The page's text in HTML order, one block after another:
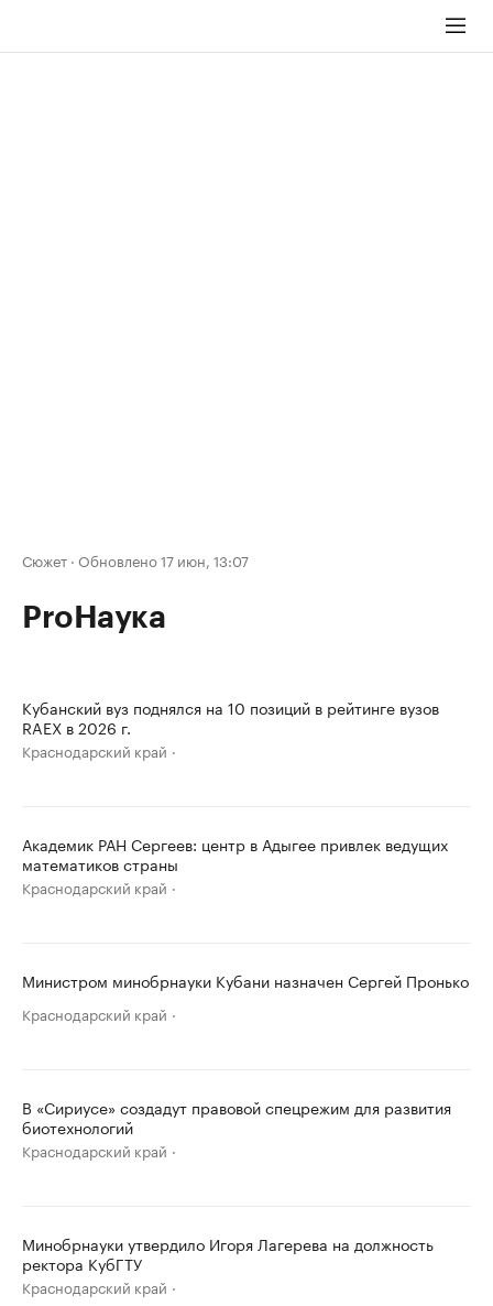
Сюжет · Обновлено 17 июн, 13:07
ProНаука
Кубанский вуз поднялся на 10 позиций в рейтинге вузов
RAEX в 2026 г.
Краснодарский край
Академик РАН Сергеев: центр в Адыгее привлек ведущих
математиков страны
Краснодарский край
Министром минобрнауки Кубани назначен Сергей Пронько
Краснодарский край
В «Сириусе» создадут правовой спецрежим для развития
биотехнологий
Краснодарский край
Минобрнауки утвердило Игоря Лагерева на должность
ректора КубГТУ
Краснодарский край